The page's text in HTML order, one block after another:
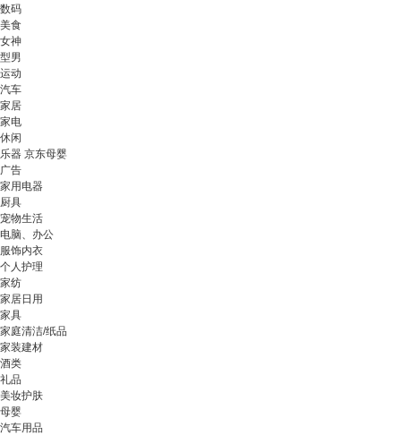
数码
美食
女神
型男
运动
汽车
家居
家电
休闲
乐器 京东母婴
广告
家用电器
厨具
宠物生活
电脑、办公
服饰内衣
个人护理
家纺
家居日用
家具
家庭清洁/纸品
家装建材
酒类
礼品
美妆护肤
母婴
汽车用品